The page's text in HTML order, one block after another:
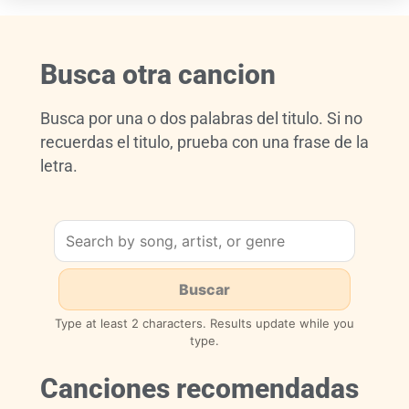
Busca otra cancion
Busca por una o dos palabras del titulo. Si no
recuerdas el titulo, prueba con una frase de la
letra.
Type at least 2 characters. Results update while you
type.
Canciones recomendadas